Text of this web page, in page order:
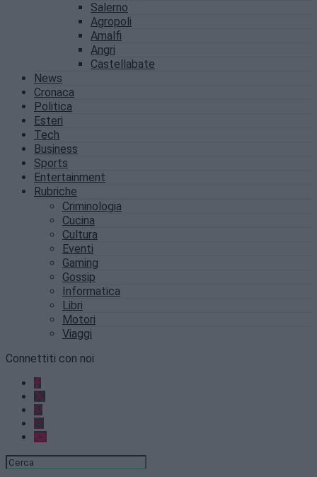
Salerno
Agropoli
Amalfi
Angri
Castellabate
News
Cronaca
Politica
Esteri
Tech
Business
Sports
Entertainment
Rubriche
Criminologia
Cucina
Cultura
Eventi
Gaming
Gossip
Informatica
Libri
Motori
Viaggi
Connettiti con noi